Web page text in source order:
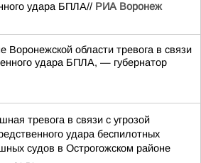
удара БПЛА// РИА Воронеж
Воронежской области тревога в связи
удара БПЛА, — губернатор
тревога в связи с угрозой
удара беспилотных
судов в Острогожском районе